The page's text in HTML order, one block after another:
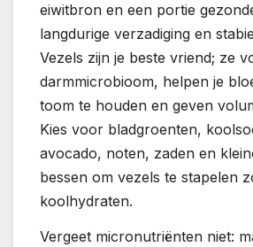
eiwitbron en een portie
langdurige verzadiging en
Vezels zijn je beste vriend; ze
darmmicrobioom, helpen je
toom te houden en geven
Kies voor bladgroenten,
avocado, noten, zaden en
bessen om vezels te stapelen
koolhydraten.
Vergeet micronutriënten niet: